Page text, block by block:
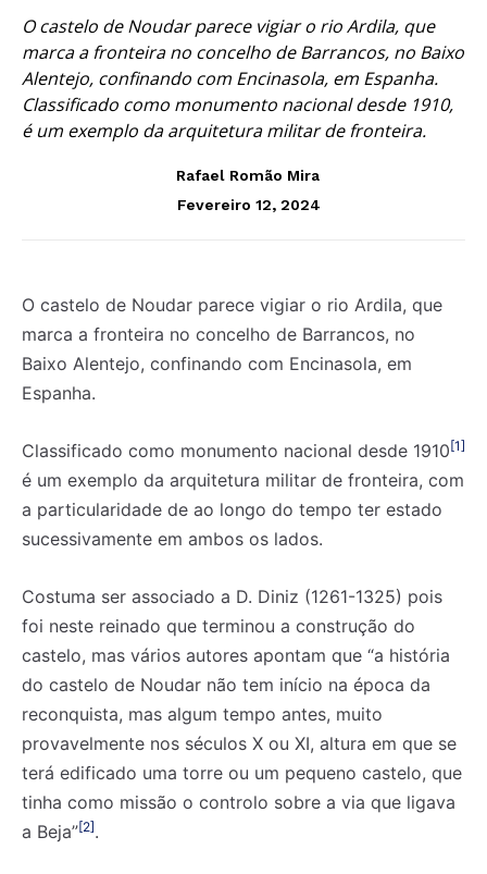
O castelo de Noudar parece vigiar o rio Ardila, que
marca a fronteira no concelho de Barrancos, no Baixo
Alentejo, confinando com Encinasola, em Espanha.
Classificado como monumento nacional desde 1910,
é um exemplo da arquitetura militar de fronteira.
Rafael Romão Mira
Fevereiro 12, 2024
O castelo de Noudar parece vigiar o rio Ardila, que
marca a fronteira no concelho de Barrancos, no
Baixo Alentejo, confinando com Encinasola, em
Espanha.
Classificado como monumento nacional desde 1910[1]
é um exemplo da arquitetura militar de fronteira, com
a particularidade de ao longo do tempo ter estado
sucessivamente em ambos os lados.
Costuma ser associado a D. Diniz (1261-1325) pois
foi neste reinado que terminou a construção do
castelo, mas vários autores apontam que “a história
do castelo de Noudar não tem início na época da
reconquista, mas algum tempo antes, muito
provavelmente nos séculos X ou XI, altura em que se
terá edificado uma torre ou um pequeno castelo, que
tinha como missão o controlo sobre a via que ligava
a Beja”[2].